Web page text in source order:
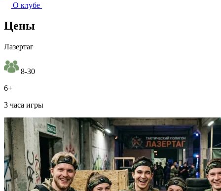
О клубе
Цены
Лазертаг
8-30
6+
3 часа игры